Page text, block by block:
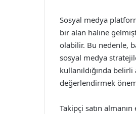
Sosyal medya
bir alan haline
olabilir. Bu nedenle,
sosyal medya
kullanıldığında
değerlendirmek
Takipçi satın